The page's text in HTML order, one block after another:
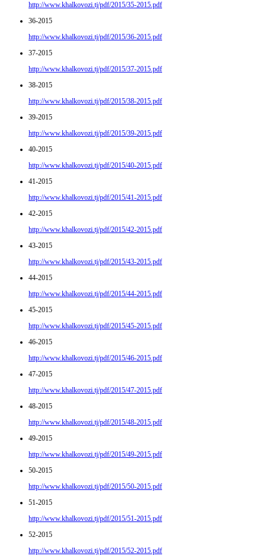
http://www.khalkovozi.tj/pdf/2015/35-2015.pdf
36-2015
http://www.khalkovozi.tj/pdf/2015/36-2015.pdf
37-2015
http://www.khalkovozi.tj/pdf/2015/37-2015.pdf
38-2015
http://www.khalkovozi.tj/pdf/2015/38-2015.pdf
39-2015
http://www.khalkovozi.tj/pdf/2015/39-2015.pdf
40-2015
http://www.khalkovozi.tj/pdf/2015/40-2015.pdf
41-2015
http://www.khalkovozi.tj/pdf/2015/41-2015.pdf
42-2015
http://www.khalkovozi.tj/pdf/2015/42-2015.pdf
43-2015
http://www.khalkovozi.tj/pdf/2015/43-2015.pdf
44-2015
http://www.khalkovozi.tj/pdf/2015/44-2015.pdf
45-2015
http://www.khalkovozi.tj/pdf/2015/45-2015.pdf
46-2015
http://www.khalkovozi.tj/pdf/2015/46-2015.pdf
47-2015
http://www.khalkovozi.tj/pdf/2015/47-2015.pdf
48-2015
http://www.khalkovozi.tj/pdf/2015/48-2015.pdf
49-2015
http://www.khalkovozi.tj/pdf/2015/49-2015.pdf
50-2015
http://www.khalkovozi.tj/pdf/2015/50-2015.pdf
51-2015
http://www.khalkovozi.tj/pdf/2015/51-2015.pdf
52-2015
http://www.khalkovozi.tj/pdf/2015/52-2015.pdf